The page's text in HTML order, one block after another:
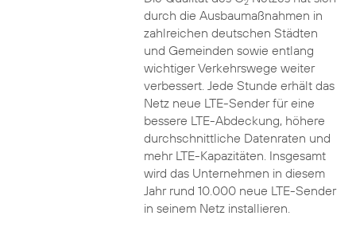
durch die Ausbaumaßnahmen in
zahlreichen deutschen Städten
und Gemeinden sowie entlang
wichtiger Verkehrswege weiter
verbessert. Jede Stunde erhält das
Netz neue LTE-Sender für eine
bessere LTE-Abdeckung, höhere
durchschnittliche Datenraten und
mehr LTE-Kapazitäten. Insgesamt
wird das Unternehmen in diesem
Jahr rund 10.000 neue LTE-Sender
in seinem Netz installieren.